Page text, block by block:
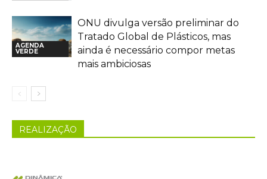
AGENDA
VERDE
ONU divulga versão preliminar do
Tratado Global de Plásticos, mas
ainda é necessário compor metas
mais ambiciosas
REALIZAÇÃO